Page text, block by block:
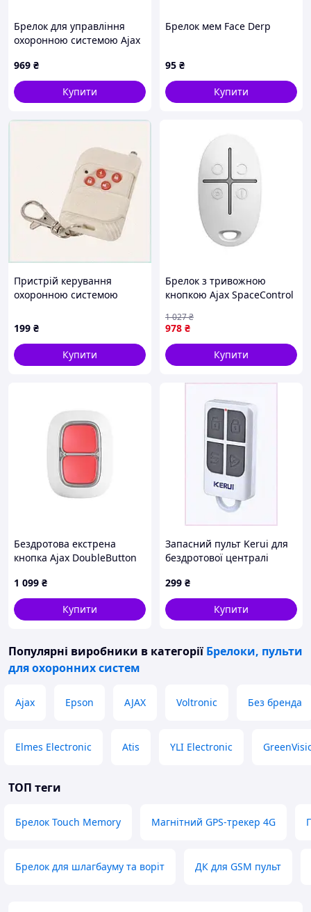
Брелок для управління
охоронною системою Ajax
969 ₴
Купити
Брелок мем Face Derp
95 ₴
Купити
Пристрій керування
охоронною системою
199 ₴
Купити
Брелок з тривожною
кнопкою Ajax SpaceControl
978 ₴
1 027₴
Купити
Бездротова екстрена
кнопка Ajax DoubleButton
1 099 ₴
Купити
Запасний пульт Kerui для
бездротової централі
299 ₴
Купити
Популярні виробники в категорії Брелоки, пульти
для охоронних систем
Ajax Epson AJAX Voltronic Без бренда
Elmes Electronic Atis YLI Electronic
ТОП теги
Брелок Touch Memory Магнітний GPS-трекер 4G
Брелок для шлагбауму та воріт ДК для GSM пульт